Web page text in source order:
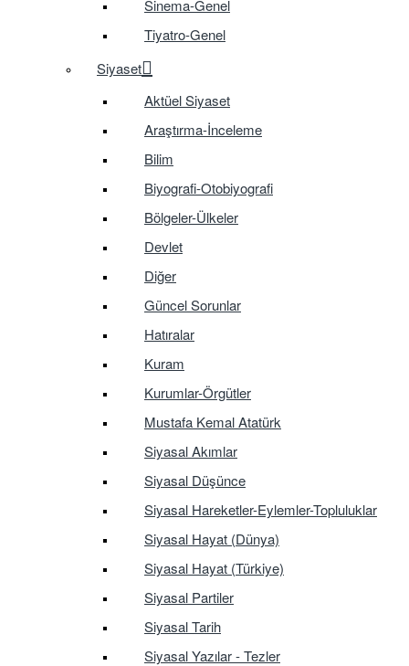
Sinema-Genel
Tiyatro-Genel
Siyaset
Aktüel Siyaset
Araştırma-İnceleme
Bilim
Biyografi-Otobiyografi
Bölgeler-Ülkeler
Devlet
Diğer
Güncel Sorunlar
Hatıralar
Kuram
Kurumlar-Örgütler
Mustafa Kemal Atatürk
Siyasal Akımlar
Siyasal Düşünce
Siyasal Hareketler-Eylemler-Topluluklar
Siyasal Hayat (Dünya)
Siyasal Hayat (Türkiye)
Siyasal Partiler
Siyasal Tarih
Siyasal Yazılar - Tezler